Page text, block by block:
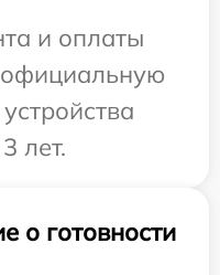
и оплаты
лет.
о готовности